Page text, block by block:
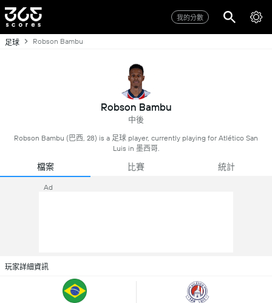
我的分數
足球 Robson Bambu
Robson Bambu
中後
Robson Bambu (巴西, 28) is a 足球 player, currently playing for Atlético San
Luis in 墨西哥.
檔案 比賽 統計
Ad
玩家詳細資訊